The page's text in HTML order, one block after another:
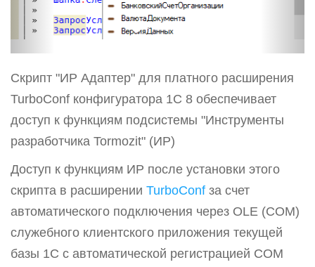
Cкрипт "ИР Адаптер" для платного расширения
TurboConf конфигуратора 1С 8 обеспечивает
доступ к функциям подсистемы "Инструменты
разработчика Tormozit" (ИР)
Доступ к функциям ИР после установки этого
скрипта в расширении TurboConf за счет
автоматического подключения через OLE (COM)
служебного клиентского приложения текущей
базы 1С с автоматической регистрацией COM